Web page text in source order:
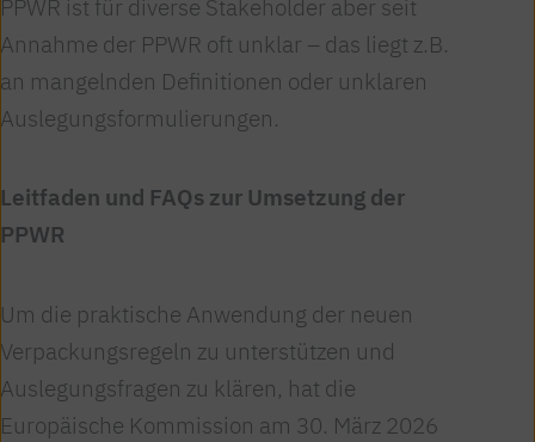
PPWR ist für diverse Stakeholder aber seit
Annahme der PPWR oft unklar – das liegt z.B.
an mangelnden Definitionen oder unklaren
Auslegungsformulierungen.
Leitfaden und FAQs zur Umsetzung der
PPWR
Um die praktische Anwendung der neuen
Verpackungsregeln zu unterstützen und
Auslegungsfragen zu klären, hat die
Europäische Kommission am 30. März 2026